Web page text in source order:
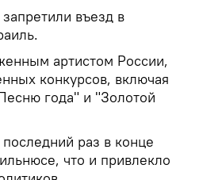
въезд в
артистом России,
конкурсов, включая
года" и "Золотой
раз в конце
что и привлекло